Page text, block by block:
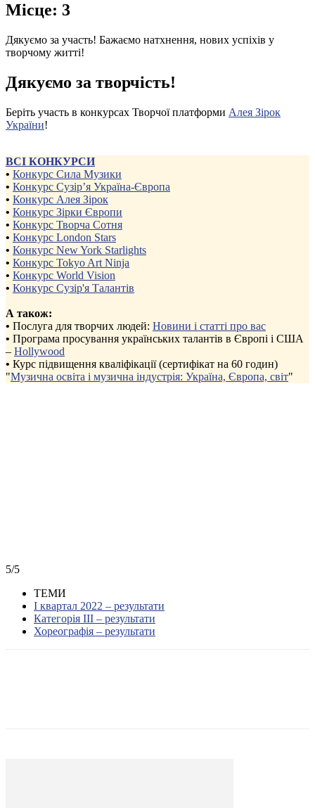
Місце: 3
Дякуємо за участь! Бажаємо натхнення, нових успіхів у
творчому житті!
Дякуємо за творчість!
Беріть участь в конкурсах Творчої платформи Алея Зірок
України!
ВСІ КОНКУРСИ
• Конкурс Сила Музики
• Конкурс Сузір’я Україна-Європа
• Конкурс Алея Зірок
• Конкурс Зірки Європи
• Конкурс Творча Сотня
• Конкурс London Stars
• Конкурс New York Starlights
• Конкурс Tokyo Art Ninja
• Конкурс World Vision
• Конкурс Сузір'я Талантів
А також:
• Послуга для творчих людей: Новини і статті про вас
• Програма просування українських талантів в Європі і США
– Hollywood
• Курс підвищення кваліфікації (сертифікат на 60 годин)
"Музична освіта і музична індустрія: Україна, Європа, світ"
5/5
ТЕМИ
І квартал 2022 – результати
Категорія III – результати
Хореографія – результати